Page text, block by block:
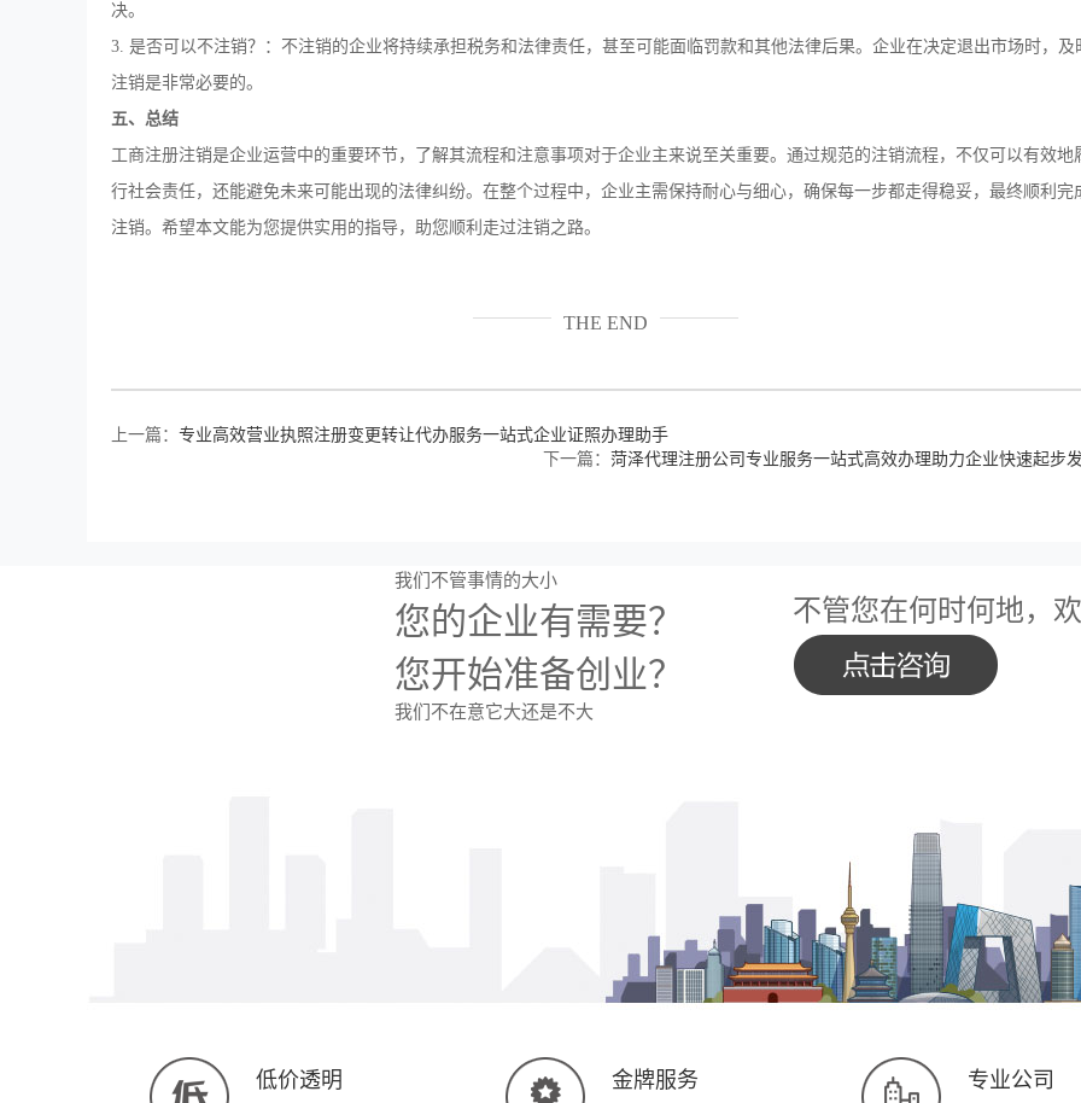
决。
3. 是否可以不注销？：不注销的企业将持续承担税务和法律责任，甚至可能面临罚款和其他法律后果。企业在决定退出市场时，及
注销是非常必要的。
五、总结
工商注册注销是企业运营中的重要环节，了解其流程和注意事项对于企业主来说至关重要。通过规范的注销流程，不仅可以有效地
行社会责任，还能避免未来可能出现的法律纠纷。在整个过程中，企业主需保持耐心与细心，确保每一步都走得稳妥，最终顺利完
注销。希望本文能为您提供实用的指导，助您顺利走过注销之路。
THE END
上一篇： 专业高效营业执照注册变更转让代办服务一站式企业证照办理助手
下一篇： 菏泽代理注册公司专业服务一站式高效办理助力企业快速起步
我们不管事情的大小
您的企业有需要？
您开始准备创业？
我们不在意它大还是不大
不管您在何时何地，
低价透明 金牌服务 专业公司